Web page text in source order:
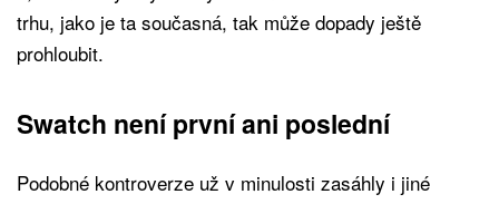
trhu, jako je ta současná, tak může dopady ještě
prohloubit.
Swatch není první ani poslední
Podobné kontroverze už v minulosti zasáhly i jiné